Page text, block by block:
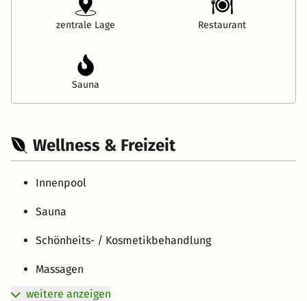
zentrale Lage Restaurant
Sauna
Wellness & Freizeit
Innenpool
Sauna
Schönheits- / Kosmetikbehandlung
Massagen
weitere anzeigen